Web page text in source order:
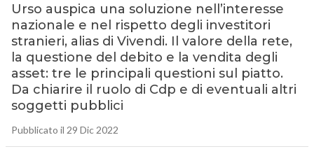
Urso auspica una soluzione nell’interesse
nazionale e nel rispetto degli investitori
stranieri, alias di Vivendi. Il valore della rete,
la questione del debito e la vendita degli
asset: tre le principali questioni sul piatto.
Da chiarire il ruolo di Cdp e di eventuali altri
soggetti pubblici
Pubblicato il 29 Dic 2022